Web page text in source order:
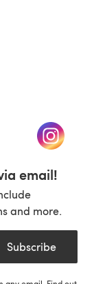
in a new tab)
(opens
email!
and more.
Subscribe